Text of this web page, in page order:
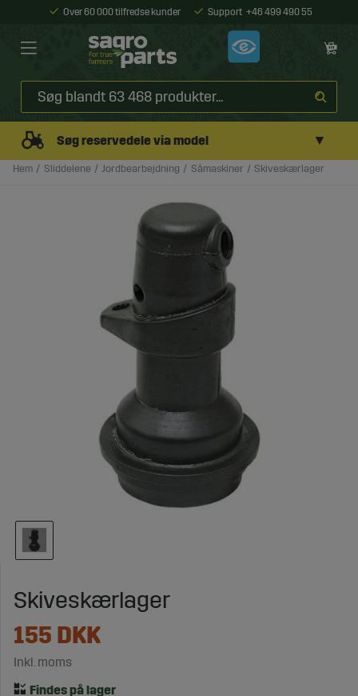
Over 60 000 tilfredse kunder Support +46 499 490 55
Søg reservedele via model ▼
Hem Sliddelene Jordbearbejdning Såmaskiner Skiveskærlager
Skiveskærlager
155 DKK
Inkl. moms